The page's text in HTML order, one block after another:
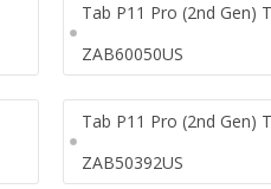
Tab P11 Pro (2nd Gen)
ZAB60050US
Tab P11 Pro (2nd Gen)
ZAB50392US